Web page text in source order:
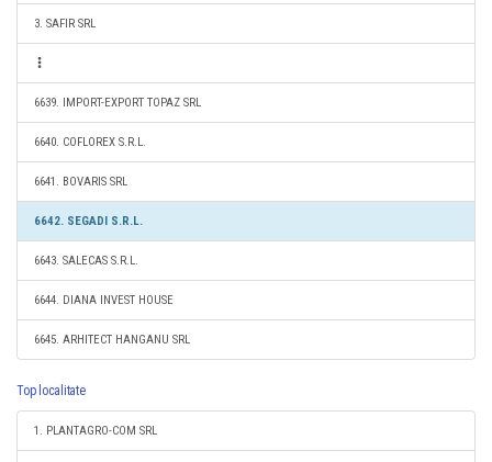
3. SAFIR SRL
6639. IMPORT-EXPORT TOPAZ SRL
6640. COFLOREX S.R.L.
6641. BOVARIS SRL
6642. SEGADI S.R.L.
6643. SALECAS S.R.L.
6644. DIANA INVEST HOUSE
6645. ARHITECT HANGANU SRL
Top localitate
1. PLANTAGRO-COM SRL